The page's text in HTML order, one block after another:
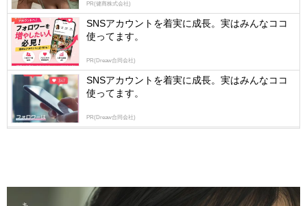
PR(健商株式会社)
SNSアカウントを着実に成長。実はみんなココ
使ってます。
PR(Dreaw合同会社)
SNSアカウントを着実に成長。実はみんなココ
使ってます。
PR(Dreaw合同会社)